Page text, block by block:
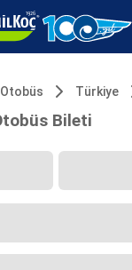
Otobüs Türkiye
Bileti